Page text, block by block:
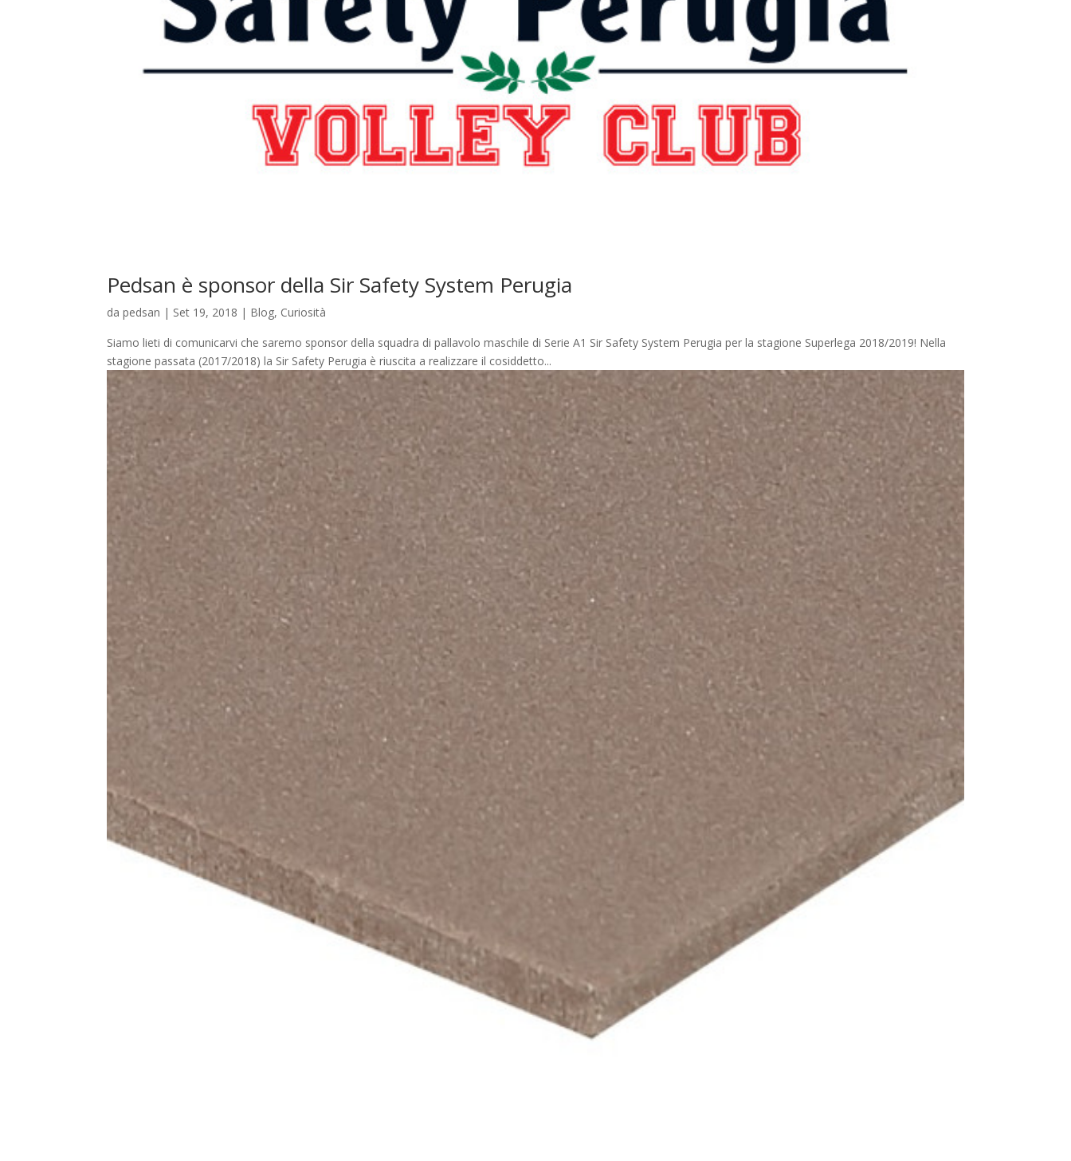
Pedsan è sponsor della Sir Safety System Perugia
dapedsan | Set 19, 2018 | Blog, Curiosità
Siamo lieti di comunicarvi che saremo sponsor della squadra di pallavolo maschile di Serie A1 Sir Safety System Perugia per la stagione Superlega 2018/2019! Nella
stagione passata (2017/2018) la Sir Safety Perugia è riuscita a realizzare il cosiddetto...